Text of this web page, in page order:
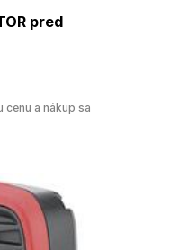
pred
cenu a nákup sa